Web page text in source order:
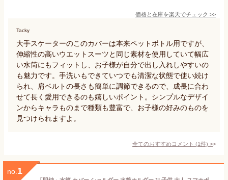
価格と在庫を楽天でチェック >>
Tacky
大手スケーターのこのカバーは本来ペットボトル用ですが、
伸縮性の高いウエットスーツと同じ素材を使用していて幅広
い水筒にもフィットし、お子様が自分で出し入れしやすいの
も魅力です。手洗いもできていつでも清潔な状態で使い続け
られ、肩ベルトの長さも簡単に調節できるので、成長に合わ
せて長く愛用できるのも嬉しいポイント。シンプルなデザイ
ンからキャラものまで種類も豊富で、お子様の好みのものを
見つけられますよ。
全てのおすすめコメント (1件) >
no. 1